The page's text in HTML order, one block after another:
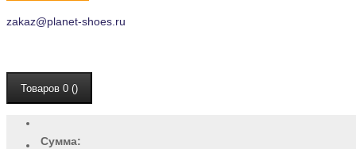
zakaz@planet-shoes.ru
Товаров 0 ()
Сумма: